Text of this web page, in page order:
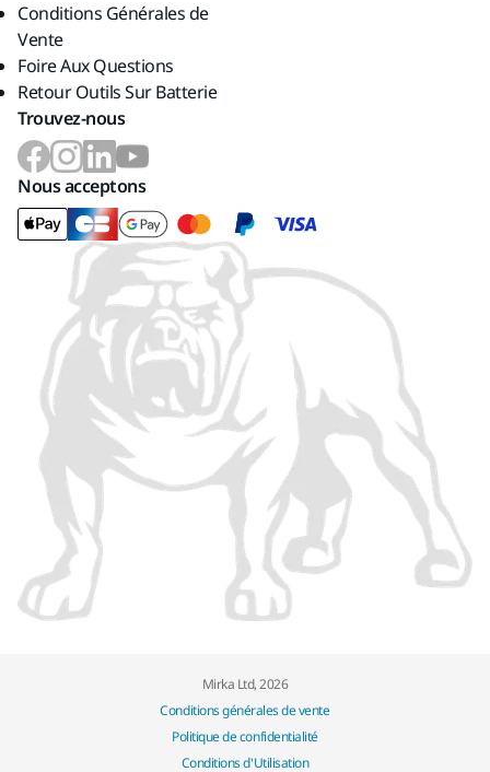
Conditions Générales de
Vente
Foire Aux Questions
Retour Outils Sur Batterie
Trouvez-nous
Nous acceptons
Mirka Ltd, 2026
Conditions générales de vente
Politique de confidentialité
Conditions d'Utilisation